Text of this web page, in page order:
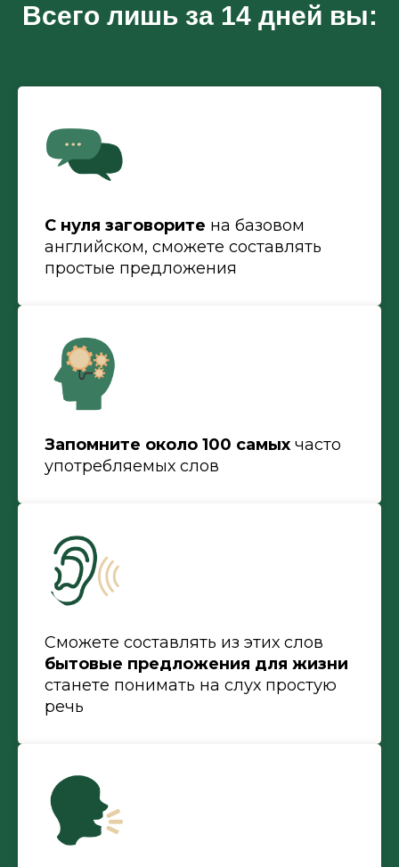
Всего лишь за 14 дней вы:
С нуля заговорите на базовом
английском, сможете составлять
простые предложения
Запомните около 100 самых часто
употребляемых слов
Сможете составлять из этих слов
бытовые предложения для жизни
станете понимать на слух простую
речь